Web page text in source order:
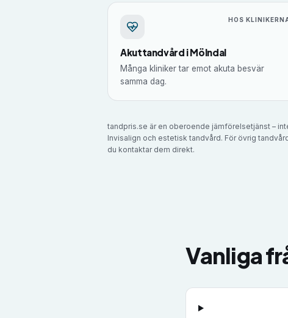
HOS
Akuttandvård i Mölndal
Många kliniker tar emot akuta besvär
samma dag.
tandpris.se är en oberoende jämförelsetjänst –
Invisalign och estetisk tandvård. För övrig
du kontaktar dem direkt.
Vanliga